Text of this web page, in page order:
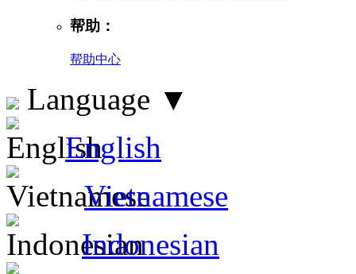
帮助：
帮助中心
Language ▼
English
Vietnamese
Indonesian